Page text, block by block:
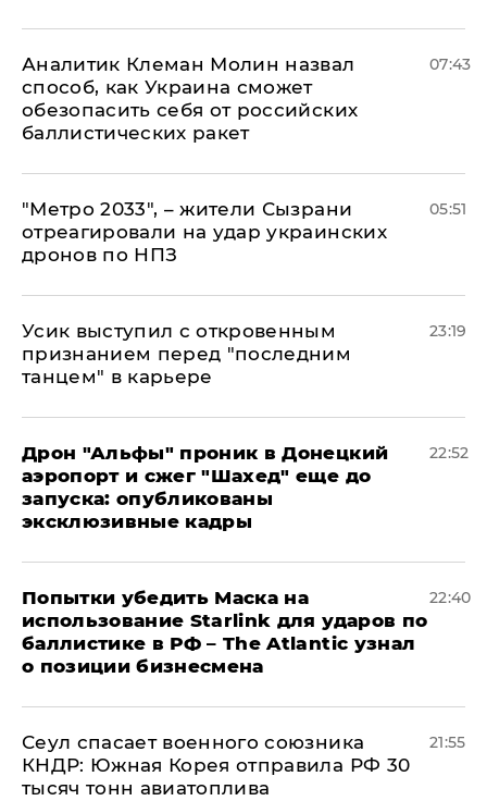
Аналитик Клеман Молин назвал
способ, как Украина сможет
обезопасить себя от российских
баллистических ракет
07:43
"Метро 2033", – жители Сызрани
отреагировали на удар украинских
дронов по НПЗ
05:51
Усик выступил с откровенным
признанием перед "последним
танцем" в карьере
23:19
Дрон "Альфы" проник в Донецкий
аэропорт и сжег "Шахед" еще до
запуска: опубликованы
эксклюзивные кадры
22:52
Попытки убедить Маска на
использование Starlink для ударов по
баллистике в РФ – The Atlantic узнал
о позиции бизнесмена
22:40
​Сеул спасает военного союзника
КНДР: Южная Корея отправила РФ 30
тысяч тонн авиатоплива
21:55